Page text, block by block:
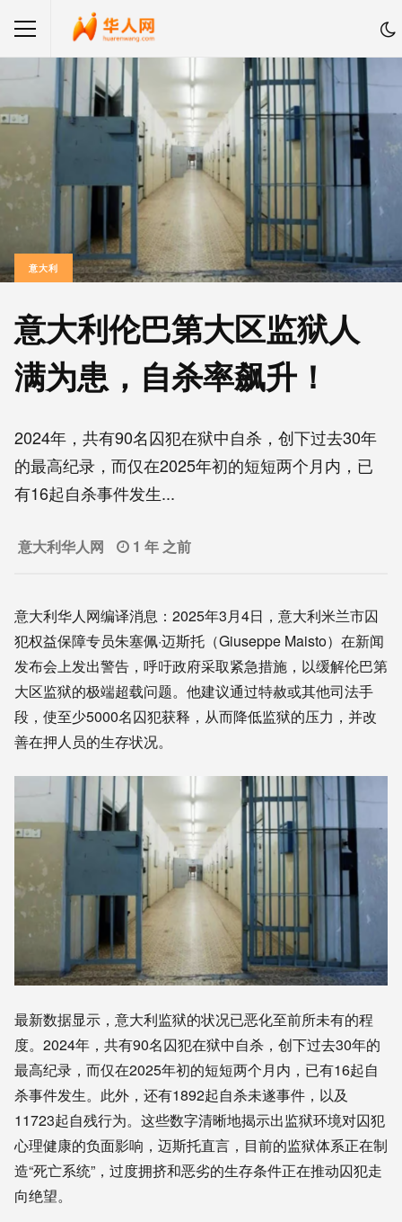
意大利
意大利伦巴第大区监狱人
满为患，自杀率飙升！
2024年，共有90名囚犯在狱中自杀，创下过去30年
的最高纪录，而仅在2025年初的短短两个月内，已
有16起自杀事件发生...
意大利华人网 1 年 之前
意大利华人网编译消息：2025年3月4日，意大利米兰市囚
犯权益保障专员朱塞佩·迈斯托（Giuseppe Maisto）在新闻
发布会上发出警告，呼吁政府采取紧急措施，以缓解伦巴第
大区监狱的极端超载问题。他建议通过特赦或其他司法手
段，使至少5000名囚犯获释，从而降低监狱的压力，并改
善在押人员的生存状况。
最新数据显示，意大利监狱的状况已恶化至前所未有的程
度。2024年，共有90名囚犯在狱中自杀，创下过去30年的
最高纪录，而仅在2025年初的短短两个月内，已有16起自
杀事件发生。此外，还有1892起自杀未遂事件，以及
11723起自残行为。这些数字清晰地揭示出监狱环境对囚犯
心理健康的负面影响，迈斯托直言，目前的监狱体系正在制
造“死亡系统”，过度拥挤和恶劣的生存条件正在推动囚犯走
向绝望。